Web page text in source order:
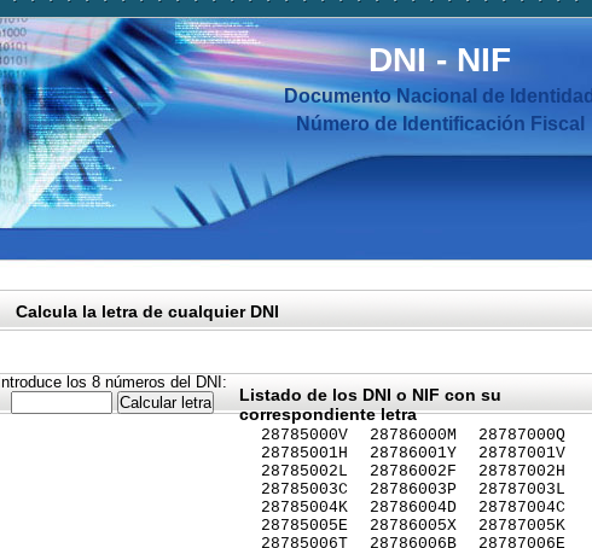
DNI-NIF
Documento Nacional de Identidad
Número de Identificación Fiscal
Calcula la letra de cualquier DNI
Introduce los 8 números del DNI:
Listado de los DNI o NIF con su
correspondiente letra
28785000V
28785001H
28785002L
28785003C
28785004K
28785005E
28785006T
28786000M
28786001Y
28786002F
28786003P
28786004D
28786005X
28786006B
28787000Q
28787001V
28787002H
28787003L
28787004C
28787005K
28787006E